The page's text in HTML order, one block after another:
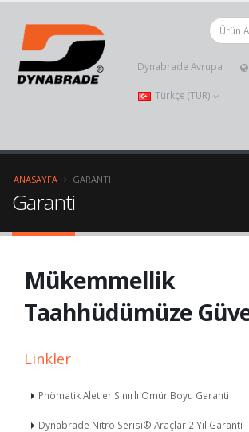
Dynabrade Avrupa
Türkçe (TUR)
ANASAYFA GARANTI
Garanti
Mükemmellik
Taahhüdümüze
Linkler
Pnömatik Aletler Sınırlı Ömür Boyu Garanti
Dynabrade Nitro Serisi® Araçlar 2 Yıl Garanti